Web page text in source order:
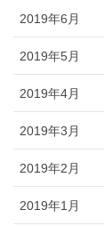
2019年6月
2019年5月
2019年4月
2019年3月
2019年2月
2019年1月